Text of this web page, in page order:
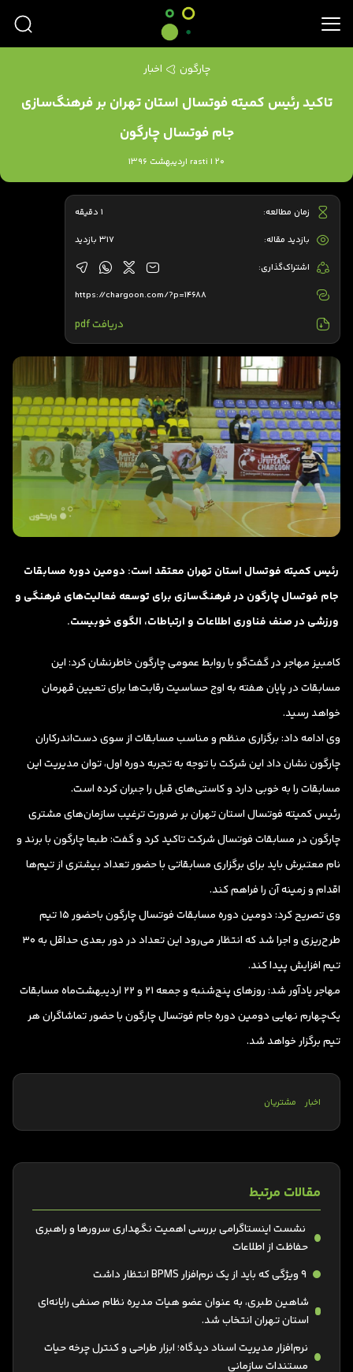
چارگون اخبار
تاکید رئیس کمیته فوتسال استان تهران بر فرهنگ‌سازی
جام فوتسال چارگون
rasti | 20 اردیبهشت 1396
رئیس کمیته فوتسال استان تهران معتقد است: دومین دوره مسابقات
جام فوتسال چارگون در فرهنگ‌سازی برای توسعه فعالیت‌های فرهنگی و
ورزشی در صنف فناوری اطلاعات و ارتباطات، الگوی خوبیست.
کامبیز مهاجر در گفت‌گو با روابط عمومی چارگون خاطرنشان کرد: این
مسابقات در پایان هفته به اوج حساسیت رقابت‌ها برای تعیین قهرمان
خواهد رسید.
وی ادامه داد: برگزاری منظم و مناسب مسابقات از سوی دست‌اندرکاران
چارگون نشان داد این شرکت با توجه به تجربه دوره اول، توان مدیریت این
مسابقات را به خوبی دارد و کاستی‌های قبل را جبران کرده است.
رئیس کمیته فوتسال استان تهران بر ضرورت ترغیب سازمان‌های مشتری
چارگون در مسابقات فوتسال شرکت تاکید کرد و گفت:‌ طبعا چارگون با برند و
نام معتبرش باید برای برگزاری مسابقاتی با حضور تعداد بیشتری از تیم‌ها
اقدام و زمینه آن را فراهم کند.
وی تصریح کرد: دومین دوره مسابقات فوتسال چارگون باحضور 15 تیم
طرح‌ریزی و اجرا شد که انتظار می‌رود این تعداد در دور بعدی حداقل به 30
تیم افزایش پیدا کند.
مهاجر یادآور شد: روزهای پنج‌شنبه و جمعه 21 و 22 اردیبهشت‌ماه مسابقات
یک‌چهارم نهایی دومین دوره جام فوتسال چارگون با حضور تماشاگران هر
تیم برگزار خواهد شد.
اخبار مشتریان
مقالات مرتبط
نشست اینستاگرامی بررسی اهمیت نگهداری سرورها و راهبری
حفاظت از اطلاعات
۹ ویژگی که باید از یک نرم‌افزار BPMS انتظار داشت
شاهین طبری، به عنوان عضو هیات مدیره نظام صنفی رایانه‌ای
استان تهران انتخاب شد.
نرم‌افزار مدیریت اسناد دیدگاه؛ ابزار طراحی و کنترل چرخه حیات
مستندات سازمانی
زمان مطالعه: 1 دقیقه
بازدید مقاله: 317 بازدید
اشتراک‌گذاری:
https://chargoon.com/?p=14688
دریافت pdf